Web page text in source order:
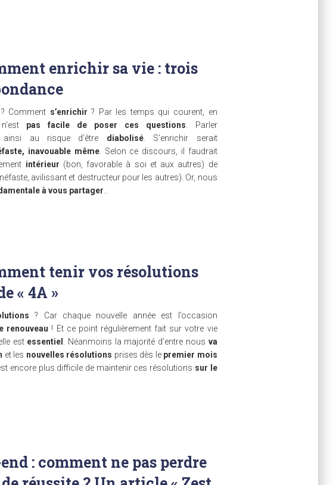
enrichir sa vie : trois
? Comment s’enrichir ? Par les temps qui courent, en
pas facile de poser ces questions . Parler
ainsi au risque d’être diabolisé. S’enrichir serait
inavouable même. Selon ce discours, il faudrait
intérieur (bon, favorable à soi et aux autres) de
avilissant et destructeur pour les autres). Or, nous
à vous partager
tenir vos résolutions
« 4A »
? Car chaque nouvelle année est l’occasion
renouveau ! Et ce point régulièrement fait sur votre vie
est essentiel . Néanmoins la majorité d’entre nous va
et les nouvelles résolutions prises dès le premier mois
encore plus difficile de maintenir ces résolutions sur le
: comment ne pas perdre